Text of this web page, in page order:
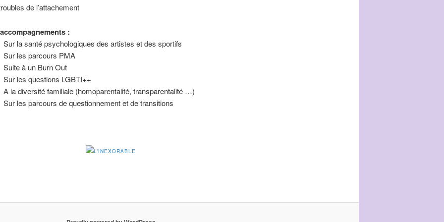
de l’attachement
:
Sur la santé psychologiques des artistes et des sportifs
Sur les parcours PMA
Suite à un Burn Out
Sur les questions LGBTI++
A la diversité familiale (homoparentalité, transparentalité …)
Sur les parcours de questionnement et de transitions
L’INEXORABLE